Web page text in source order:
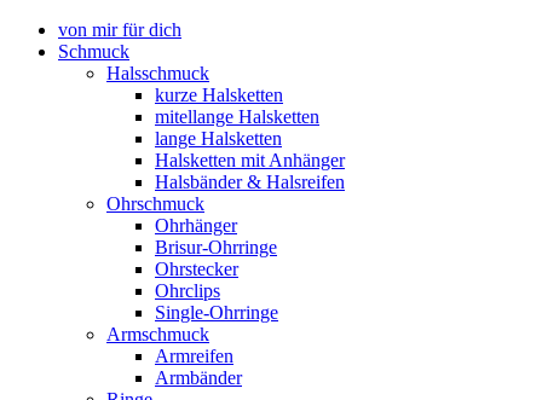
von mir für dich
Schmuck
Halsschmuck
kurze Halsketten
mitellange Halsketten
lange Halsketten
Halsketten mit Anhänger
Halsbänder & Halsreifen
Ohrschmuck
Ohrhänger
Brisur-Ohrringe
Ohrstecker
Ohrclips
Single-Ohrringe
Armschmuck
Armreifen
Armbänder